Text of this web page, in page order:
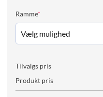
Ramme*
Tilvalgs pris
Produkt pris